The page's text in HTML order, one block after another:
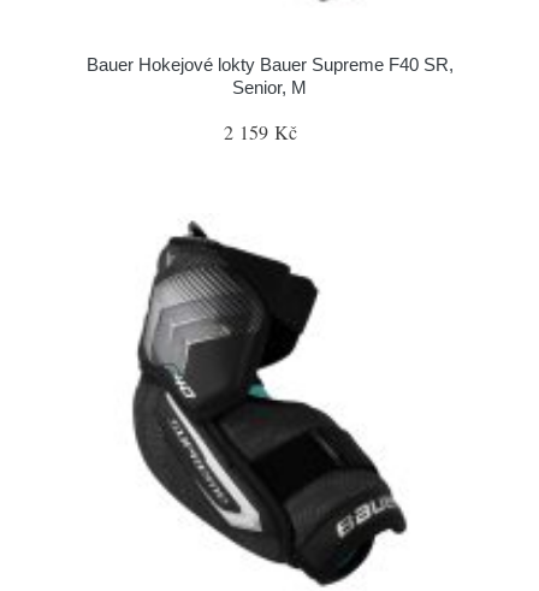
Bauer Hokejové lokty Bauer Supreme F40 SR,
Senior, M
2 159 Kč